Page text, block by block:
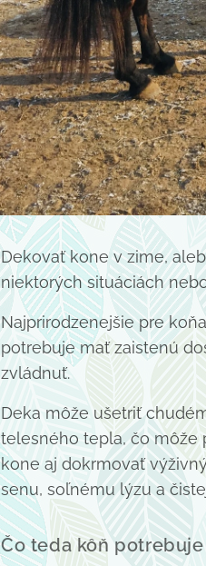
Dekovať kone v zime,
niektorých situáciách
Najprirodzenejšie pre
potrebuje mať zaistenú
zvládnuť.
Deka môže ušetriť
telesného tepla, čo môže
kone aj dokrmovať
senu, soľnému lýzu a
Čo teda kôň